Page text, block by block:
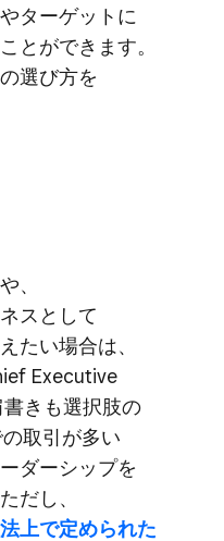
ターゲットに​
とができます。​
選び方を​
、​
スと​して​
たい​場合は、​
Executive
きも​選択肢の​
取引が​多い​
ダーシップを​
だし、​
上で​定められた​